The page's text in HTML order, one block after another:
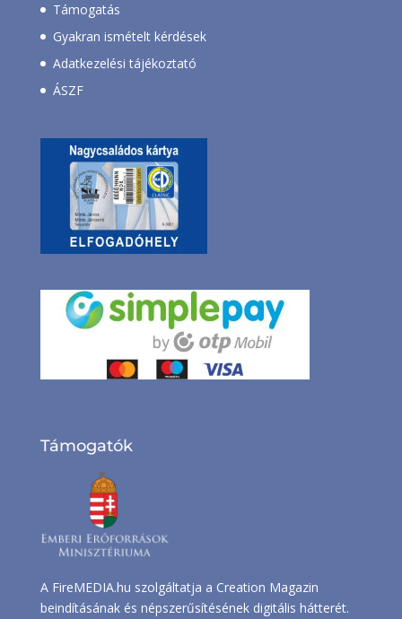
Támogatás
Gyakran ismételt kérdések
Adatkezelési tájékoztató
ÁSZF
Támogatók
A FireMEDIA.hu szolgáltatja a Creation Magazin
beindításának és népszerűsítésének digitális hátterét.